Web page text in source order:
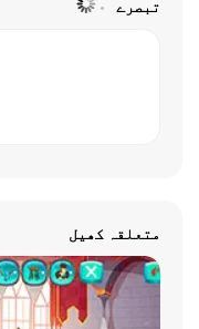
تبصرے
متعلقہ کھیل